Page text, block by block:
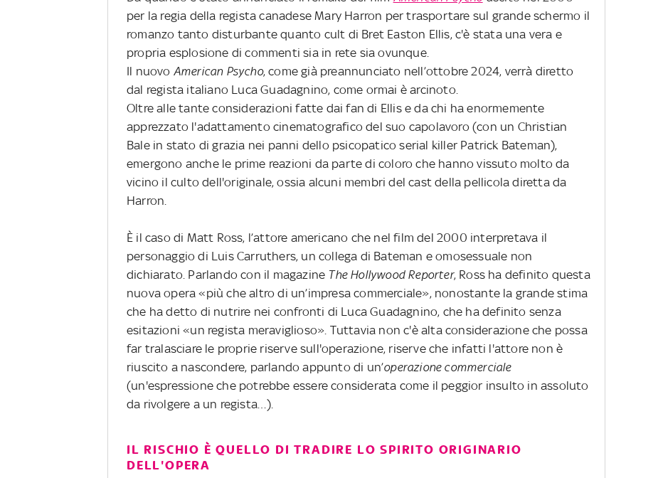
per la regia della regista canadese Mary Harron per trasportare sul grande schermo il
romanzo tanto disturbante quanto cult di Bret Easton Ellis, c'è stata una vera e
propria esplosione di commenti sia in rete sia ovunque.
Il nuovo American Psycho, come già preannunciato nell’ottobre 2024, verrà diretto
dal regista italiano Luca Guadagnino, come ormai è arcinoto.
Oltre alle tante considerazioni fatte dai fan di Ellis e da chi ha enormemente
apprezzato l'adattamento cinematografico del suo capolavoro (con un Christian
Bale in stato di grazia nei panni dello psicopatico serial killer Patrick Bateman),
emergono anche le prime reazioni da parte di coloro che hanno vissuto molto da
vicino il culto dell'originale, ossia alcuni membri del cast della pellicola diretta da
Harron.
È il caso di Matt Ross, l’attore americano che nel film del 2000 interpretava il
personaggio di Luis Carruthers, un collega di Bateman e omosessuale non
dichiarato. Parlando con il magazine The Hollywood Reporter, Ross ha definito questa
nuova opera «più che altro di un’impresa commerciale», nonostante la grande stima
che ha detto di nutrire nei confronti di Luca Guadagnino, che ha definito senza
esitazioni «un regista meraviglioso». Tuttavia non c'è alta considerazione che possa
far tralasciare le proprie riserve sull'operazione, riserve che infatti l'attore non è
riuscito a nascondere, parlando appunto di un’operazione commerciale
(un'espressione che potrebbe essere considerata come il peggior insulto in assoluto
da rivolgere a un regista…).
IL RISCHIO È QUELLO DI TRADIRE LO SPIRITO ORIGINARIO
DELL'OPERA